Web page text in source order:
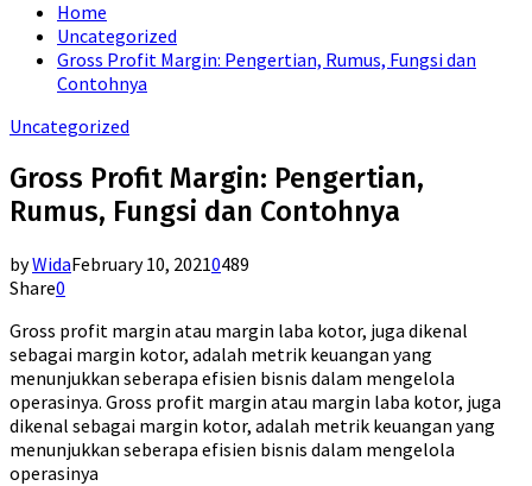
Home
Uncategorized
Gross Profit Margin: Pengertian, Rumus, Fungsi dan
Contohnya
Uncategorized
Gross Profit Margin: Pengertian,
Rumus, Fungsi dan Contohnya
byWidaFebruary 10, 20210489
Share0
Gross profit margin atau margin laba kotor, juga dikenal
sebagai margin kotor, adalah metrik keuangan yang
menunjukkan seberapa efisien bisnis dalam mengelola
operasinya. Gross profit margin atau margin laba kotor, juga
dikenal sebagai margin kotor, adalah metrik keuangan yang
menunjukkan seberapa efisien bisnis dalam mengelola
operasinya